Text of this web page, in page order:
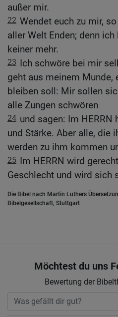
außer mir.
22 Wendet euch zu mir,
aller Welt Enden; denn
keiner mehr.
23 Ich schwöre bei mir
geht aus meinem Munde,
bleiben soll: Mir sollen
alle Zungen schwören
24 und sagen: Im
und Stärke. Aber alle, die
werden zu ihm kommen
25 Im HERRN wird
Geschlecht und wird sich
Die Bibel nach Martin Luthers
Bibelgesellschaft, Stuttgart
Möchtest du uns
Bewertung der